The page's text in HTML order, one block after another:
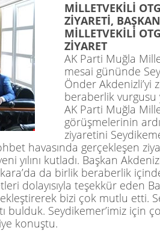
MİLLETVEKİLİ
ZİYARETİ,
MİLLETVEKİLİ
ZİYARET
AK Parti Muğla
mesai gününde
Önder Akdenizli’yi
beraberlik vurgusu
AK Parti Muğla
görüşmelerinin
ziyaretini
havasında gerçekleşen
yılını kutladı. Başkan
da birlik beraberlik
dolayısıyla teşekkür eden
bizi çok mutlu etti.
bulduk. Seydikemer’imiziçin
konuştu.